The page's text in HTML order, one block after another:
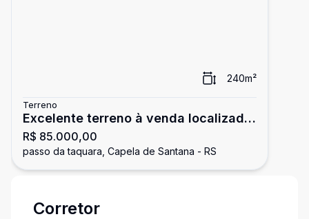
240m²
Terreno
Excelente terreno à venda localizado
em Capela de Santana
R$ 85.000,00
passo da taquara, Capela de Santana - RS
Corretor